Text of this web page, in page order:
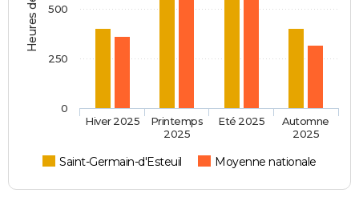
Saint-Germain-d'Esteuil Moyenne nationale
Hiver 2025
Printemps
2025
Eté 2025
Automne
2025
0
250
500